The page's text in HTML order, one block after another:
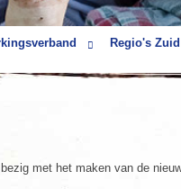
Regio's
met het maken van de